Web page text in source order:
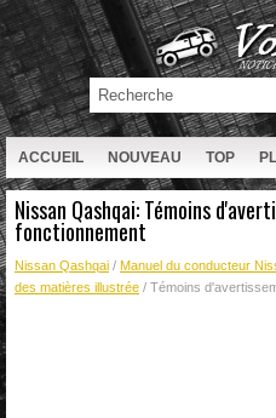
ACCUEIL NOUVEAU TOP
RECHERCHE
Nissan Qashqai: Témoins
fonctionnement
Nissan Qashqai / Manuel du conducteur
des matières illustrée / Témoins